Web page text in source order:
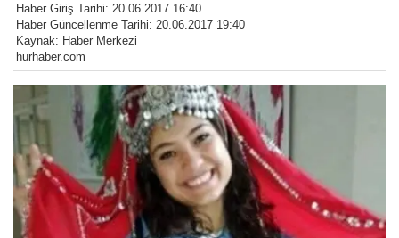
Haber Giriş Tarihi: 20.06.2017 16:40
Haber Güncellenme Tarihi: 20.06.2017 19:40
Kaynak: Haber Merkezi
hurhaber.com